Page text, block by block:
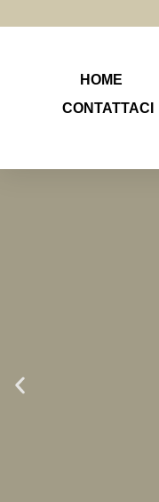
HOME
CONTATTACI